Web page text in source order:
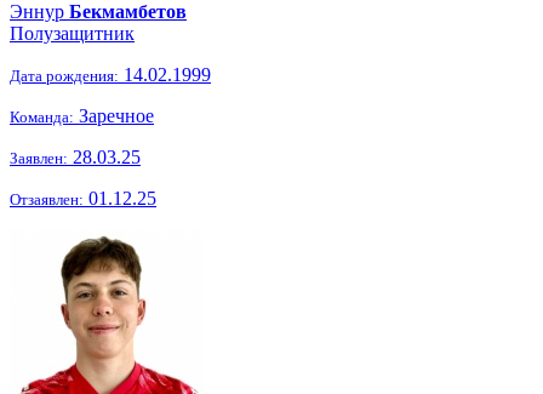
Эннур Бекмамбетов
Полузащитник
Дата рождения: 14.02.1999
Команда: Заречное
Заявлен: 28.03.25
Отзаявлен: 01.12.25